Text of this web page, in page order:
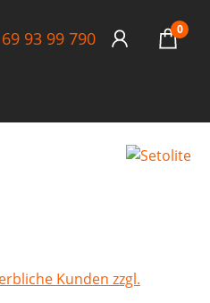
93 99 790 0
Kunden zzgl.